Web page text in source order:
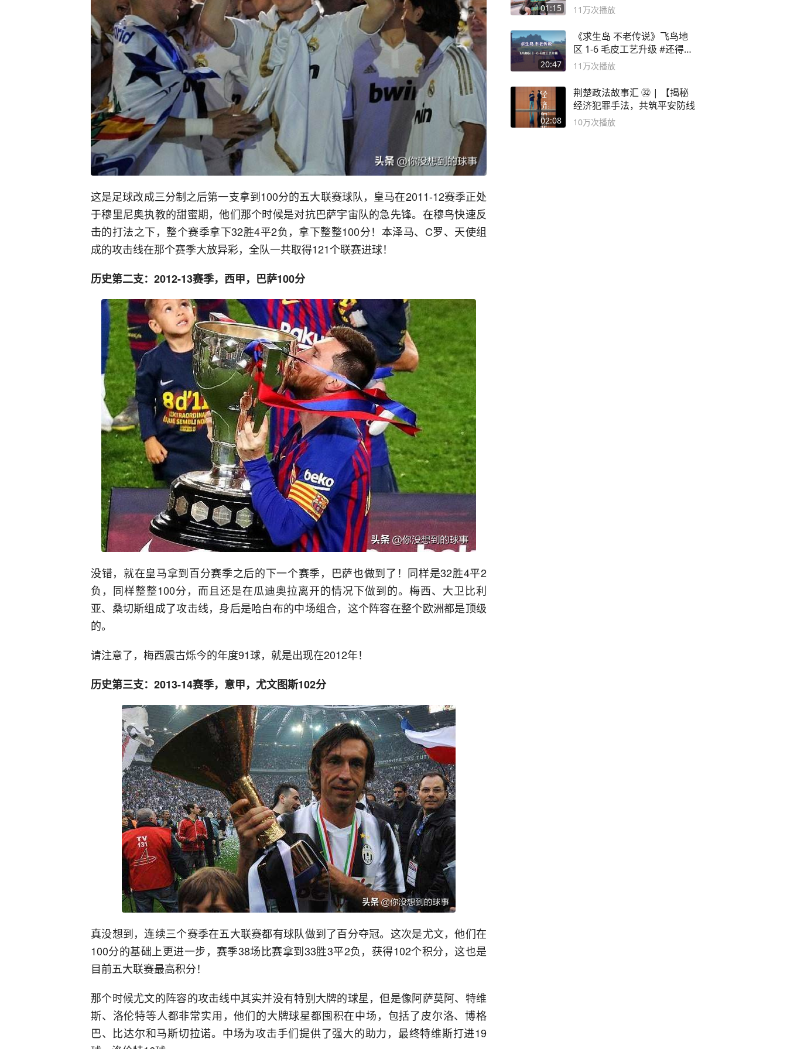
这是足球改成三分制之后第一支拿到100分的五大联赛球队，皇马在2011-12赛季正处
于穆里尼奥执教的甜蜜期，他们那个时候是对抗巴萨宇宙队的急先锋。在穆鸟快速反
击的打法之下，整个赛季拿下32胜4平2负，拿下整整100分！本泽马、C罗、天使组
成的攻击线在那个赛季大放异彩，全队一共取得121个联赛进球！
历史第二支：2012-13赛季，西甲，巴萨100分
没错，就在皇马拿到百分赛季之后的下一个赛季，巴萨也做到了！同样是32胜4平2
负，同样整整100分，而且还是在瓜迪奥拉离开的情况下做到的。梅西、大卫比利
亚、桑切斯组成了攻击线，身后是哈白布的中场组合，这个阵容在整个欧洲都是顶级
的。
请注意了，梅西震古烁今的年度91球，就是出现在2012年！
历史第三支：2013-14赛季，意甲，尤文图斯102分
真没想到，连续三个赛季在五大联赛都有球队做到了百分夺冠。这次是尤文，他们在
100分的基础上更进一步，赛季38场比赛拿到33胜3平2负，获得102个积分，这也是
目前五大联赛最高积分！
那个时候尤文的阵容的攻击线中其实并没有特别大牌的球星，但是像阿萨莫阿、特维
斯、洛伦特等人都非常实用，他们的大牌球星都囤积在中场，包括了皮尔洛、博格
巴、比达尔和马斯切拉诺。中场为攻击手们提供了强大的助力，最终特维斯打进19
01:15 11万次播放
20:47
《求生岛 不老传说》飞鸟地
区 1-6 毛皮工艺升级 #还得是
主机大作
11万次播放
02:08
荆楚政法故事汇 ㉜ | 【揭秘
经济犯罪手法，共筑平安防线
10万次播放